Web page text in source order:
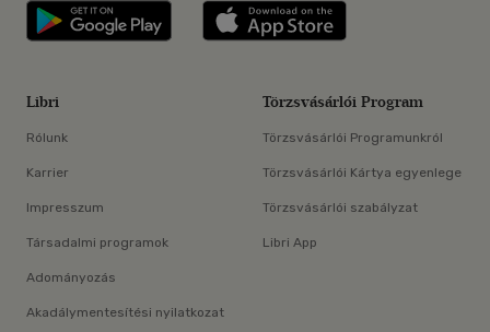
Libri applikáció Szerezd meg: Google
Libri
Rólunk
Karrier
Impresszum
Társadalmi programok
Adományozás
Akadálymentesítési nyilatkozat
Törzsvásárlói Program
Törzsvásárlói Programunkról
Törzsvásárlói Kártya egyenlege
Törzsvásárlói szabályzat
Libri App